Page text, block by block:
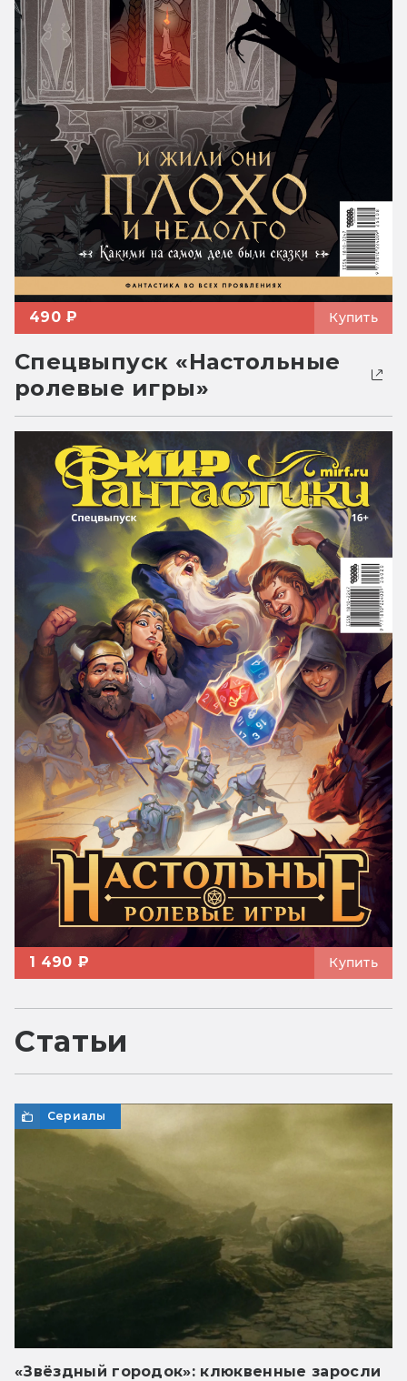
490 ₽ Купить
Спецвыпуск «Настольные
ролевые игры»
1 490 ₽ Купить
Статьи
Сериалы
«Звёздный городок»: клюквенные заросли